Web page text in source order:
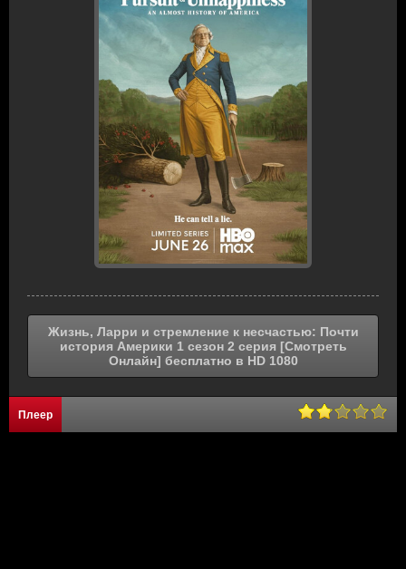
Жизнь, Ларри и стремление к несчастью: Почти
история Америки 1 сезон 2 серия [Смотреть
Онлайн] бесплатно в HD 1080
Плеер